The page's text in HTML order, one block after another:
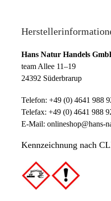
Hans Natur Handels
team Allee 11–19
24392 Süderbrarup
Telefon: +49 (0) 4641 988
Telefax: +49 (0) 4641 988
E-Mail: onlineshop@hans-
Kennzeichnung nach